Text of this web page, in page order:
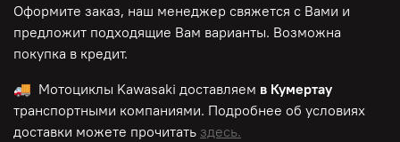
Оформите заказ, наш менеджер свяжется с Вами и
предложит подходящие Вам варианты. Возможна
покупка в кредит.
🚚 Мотоциклы Kawasaki доставляем в Кумертау
транспортными компаниями. Подробнее об условиях
доставки можете прочитать здесь.